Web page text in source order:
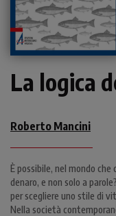
La logica
Roberto Mancini
È possibile, nel mondo che
denaro, e non solo a
per scegliere uno stile di
Nella società